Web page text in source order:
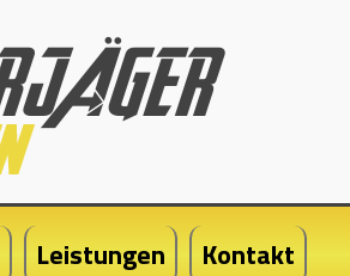
Leistungen Kontakt